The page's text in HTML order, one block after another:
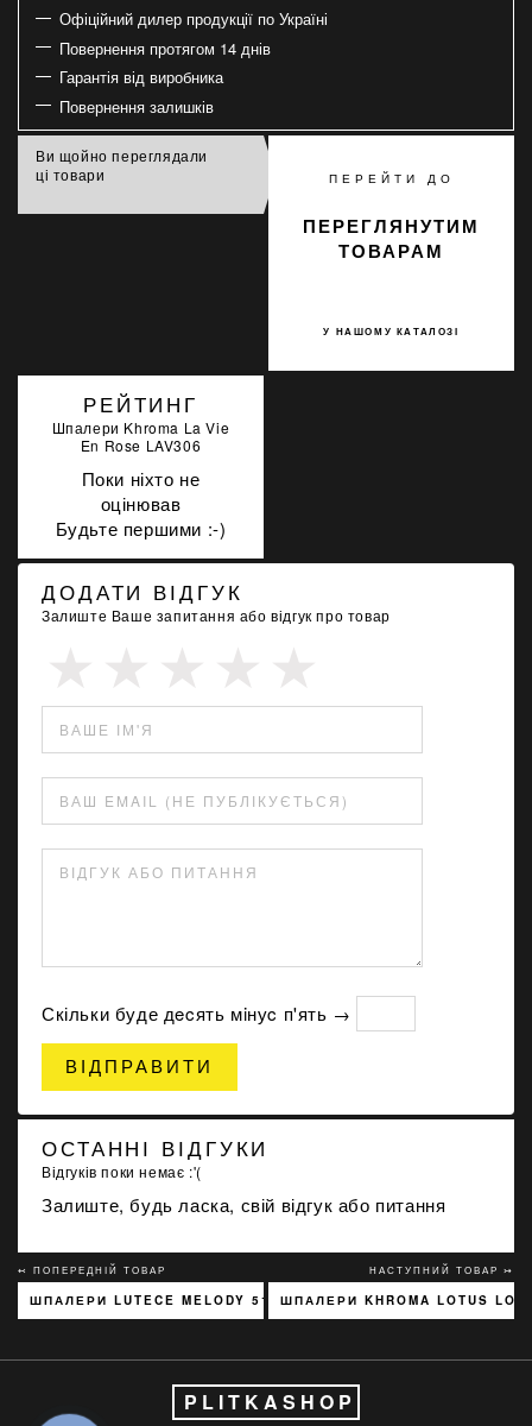
Офіційний дилер продукції по Україні
Повернення протягом 14 днів
Гарантія від виробника
Повернення залишків
Ви щойно переглядали
ці товари
ПЕРЕЙТИ ДО
У НАШОМУ КАТАЛОЗІ
ПЕРЕГЛЯНУТИМ
ТОВАРАМ
РЕЙТИНГ
Шпалери Khroma La Vie
En Rose LAV306
Поки ніхто не
оцінював
Будьте першими :-)
ДОДАТИ ВІДГУК
Залиште Ваше запитання або відгук про товар
ВАШЕ ІМ'Я
ВАШ EMAIL (НЕ ПУБЛІКУЄТЬСЯ)
ВІДГУК АБО ПИТАННЯ
Скільки буде дecять мiнуc п'ять →
ВІДПРАВИТИ
ОСТАННІ ВІДГУКИ
Відгуків поки немає :'(
Залиште, будь ласка, свій відгук або питання
↢ ПОПЕРЕДНІЙ ТОВАР
ШПАЛЕРИ LUTECE MELODY 51197301
НАСТУПНИЙ ТОВАР ↣
ШПАЛЕРИ KHROMA LOTUS
PLITKASHOP